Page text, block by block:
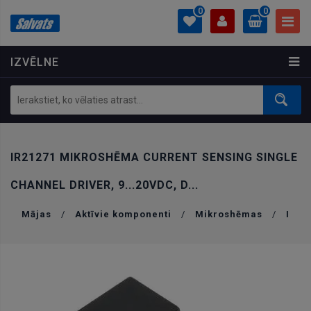
IZVĒLNE
0
PROFILS
Ielogoties
Izveidot kontu
0
0.00 €
IR21271 MIKROSHĒMA CURRENT SENSING SINGLE
CHANNEL DRIVER, 9...20VDC, D...
Mājas / Aktīvie komponenti / Mikroshēmas / I